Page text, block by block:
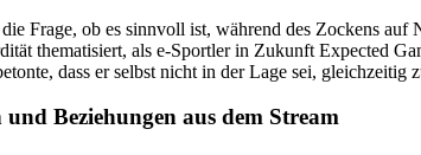
Frage, ob es sinnvoll ist, während des Zockens
thematisiert, als e-Sportler in Zukunft Expected
dass er selbst nicht in der Lage sei, gleichzeitig
und Beziehungen aus dem Stream